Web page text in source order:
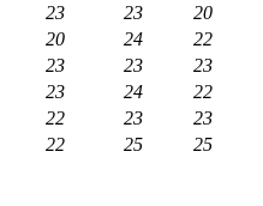
23 23
20
20 24
22
23 23
23
23 24
22
22 23
23
22 25
25